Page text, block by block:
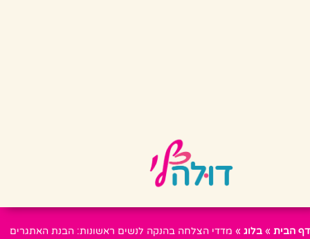
דף הבית » בלוג » מדדי הצלחה בהנקה לנשים ראשונות: הבנת האתגרים